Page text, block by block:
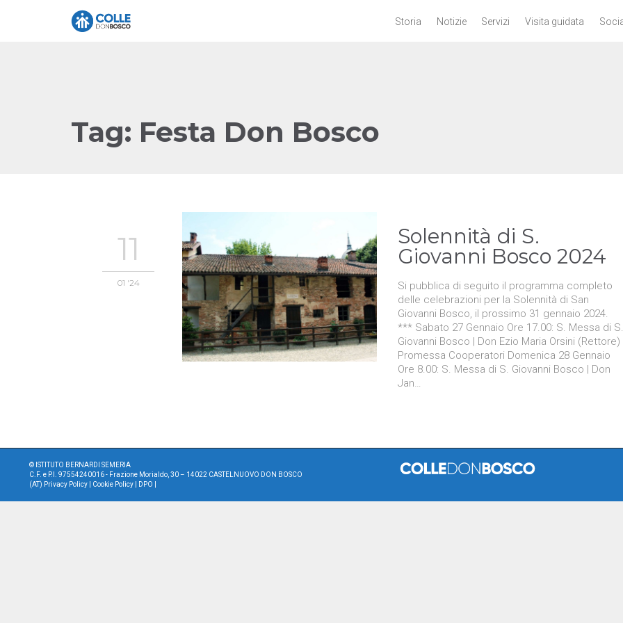
Storia Notizie Servizi Visita guidata
Tag: Festa Don Bosco
11
01 '24
Solennità di S.
Giovanni Bosco 2024
Si pubblica di seguito il programma completo
delle celebrazioni per la Solennità di San
Giovanni Bosco, il prossimo 31 gennaio 2024.
*** Sabato 27 Gennaio Ore 17.00: S. Messa di S.
Giovanni Bosco | Don Ezio Maria Orsini (Rettore)
Promessa Cooperatori Domenica 28 Gennaio
Ore 8.00: S. Messa di S. Giovanni Bosco | Don
Jan…
© ISTITUTO BERNARDI SEMERIA
C.F. e P.I. 97554240016 - Frazione Morialdo, 30 – 14022 CASTELNUOVO DON BOSCO
(AT) Privacy Policy Cookie Policy DPO